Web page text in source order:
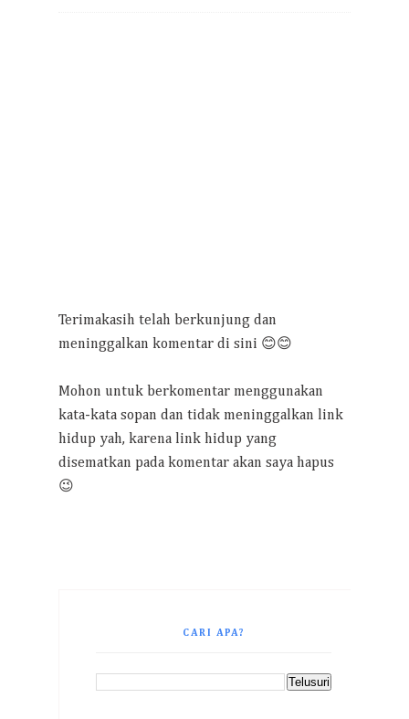
Terimakasih telah berkunjung dan
meninggalkan komentar di sini 😊😊
Mohon untuk berkomentar menggunakan
kata-kata sopan dan tidak meninggalkan link
hidup yah, karena link hidup yang
disematkan pada komentar akan saya hapus
😉
CARI APA?